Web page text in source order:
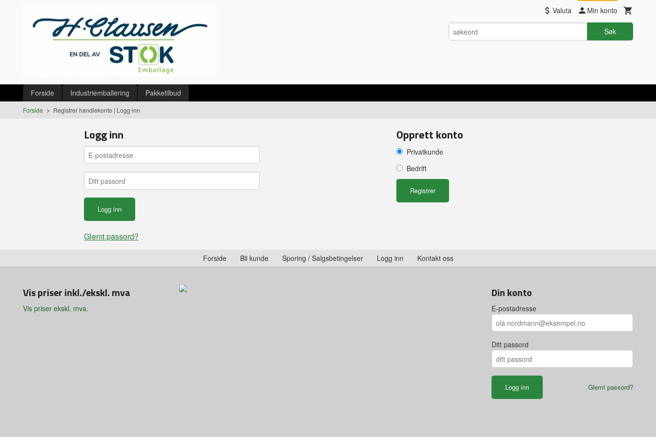
Valuta Min konto
Søk
Produkter
Forside Industriemballering Pakketilbud
Forside Registrer handlekonto | Logg inn
Logg inn
Glemt passord?
Opprett konto
Privatkunde
Bedrift
Forside Bli kunde Sporing / Salgsbetingelser Logg inn Kontakt oss
Vis priser inkl./ekskl. mva
Vis priser ekskl. mva.
Din konto
E-postadresse
Ditt passord
Glemt passord?